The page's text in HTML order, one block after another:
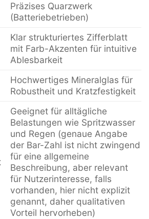
Präzises Quarzwerk
(Batteriebetrieben)
Klar strukturiertes Zifferblatt
mit Farb-Akzenten für intuitive
Ablesbarkeit
Hochwertiges Mineralglas für
Robustheit und Kratzfestigkeit
Geeignet für alltägliche
Belastungen wie Spritzwasser
und Regen (genaue Angabe
der Bar-Zahl ist nicht zwingend
für eine allgemeine
Beschreibung, aber relevant
für Nutzerinteresse, falls
vorhanden, hier nicht explizit
genannt, daher qualitativen
Vorteil hervorheben)